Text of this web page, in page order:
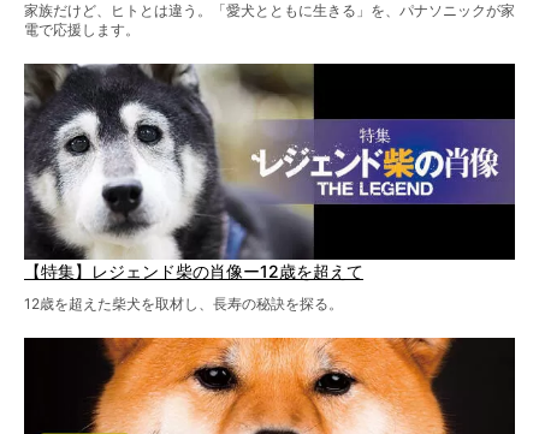
家族だけど、ヒトとは違う。「愛犬とともに生きる」を、パナソニックが家
電で応援します。
【特集】レジェンド柴の肖像ー12歳を超えて
12歳を超えた柴犬を取材し、長寿の秘訣を探る。